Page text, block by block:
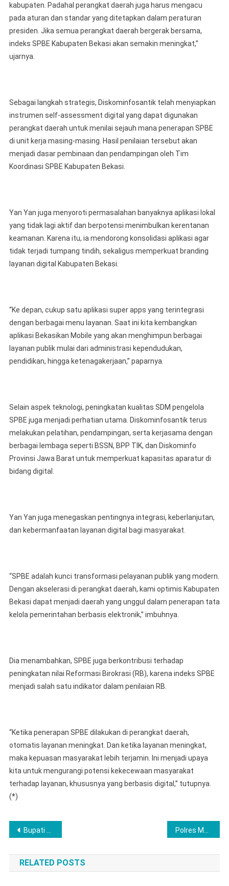
kabupaten. Padahal perangkat daerah juga harus mengacu
pada aturan dan standar yang ditetapkan dalam peraturan
presiden. Jika semua perangkat daerah bergerak bersama,
indeks SPBE Kabupaten Bekasi akan semakin meningkat,”
ujarnya.
Sebagai langkah strategis, Diskominfosantik telah menyiapkan
instrumen self-assessment digital yang dapat digunakan
perangkat daerah untuk menilai sejauh mana penerapan SPBE
di unit kerja masing-masing. Hasil penilaian tersebut akan
menjadi dasar pembinaan dan pendampingan oleh Tim
Koordinasi SPBE Kabupaten Bekasi.
Yan Yan juga menyoroti permasalahan banyaknya aplikasi lokal
yang tidak lagi aktif dan berpotensi menimbulkan kerentanan
keamanan. Karena itu, ia mendorong konsolidasi aplikasi agar
tidak terjadi tumpang tindih, sekaligus memperkuat branding
layanan digital Kabupaten Bekasi.
“Ke depan, cukup satu aplikasi super apps yang terintegrasi
dengan berbagai menu layanan. Saat ini kita kembangkan
aplikasi Bekasikan Mobile yang akan menghimpun berbagai
layanan publik mulai dari administrasi kependudukan,
pendidikan, hingga ketenagakerjaan,” paparnya.
Selain aspek teknologi, peningkatan kualitas SDM pengelola
SPBE juga menjadi perhatian utama. Diskominfosantik terus
melakukan pelatihan, pendampingan, serta kerjasama dengan
berbagai lembaga seperti BSSN, BPP TIK, dan Diskominfo
Provinsi Jawa Barat untuk memperkuat kapasitas aparatur di
bidang digital.
Yan Yan juga menegaskan pentingnya integrasi, keberlanjutan,
dan kebermanfaatan layanan digital bagi masyarakat.
“SPBE adalah kunci transformasi pelayanan publik yang modern.
Dengan akselerasi di perangkat daerah, kami optimis Kabupaten
Bekasi dapat menjadi daerah yang unggul dalam penerapan tata
kelola pemerintahan berbasis elektronik,” imbuhnya.
Dia menambahkan, SPBE juga berkontribusi terhadap
peningkatan nilai Reformasi Birokrasi (RB), karena indeks SPBE
menjadi salah satu indikator dalam penilaian RB.
“Ketika penerapan SPBE dilakukan di perangkat daerah,
otomatis layanan meningkat. Dan ketika layanan meningkat,
maka kepuasan masyarakat lebih terjamin. Ini menjadi upaya
kita untuk mengurangi potensi kekecewaan masyarakat
terhadap layanan, khususnya yang berbasis digital,” tutupnya.
(*)
Navigasi
pos
Bupati OKI Serahkan Remisi HUT RI ke-80 di Lapas Kayuagung
RELATED POSTS